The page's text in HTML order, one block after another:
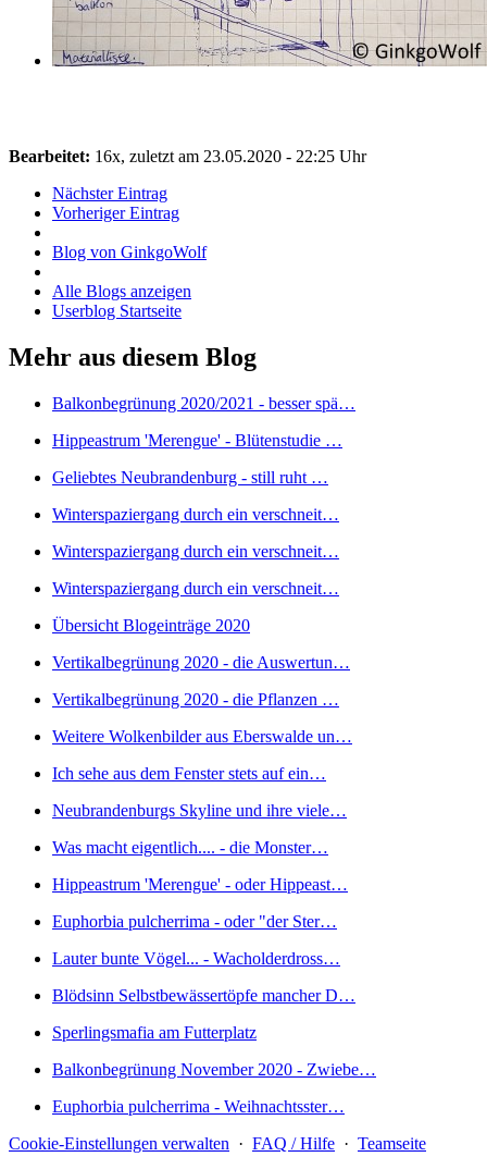
Bearbeitet: 16x, zuletzt am 23.05.2020 - 22:25 Uhr
Nächster Eintrag
Vorheriger Eintrag
Blog von GinkgoWolf
Alle Blogs anzeigen
Userblog Startseite
Mehr aus diesem Blog
Balkonbegrünung 2020/2021 - besser spä…
Hippeastrum 'Merengue' - Blütenstudie …
Geliebtes Neubrandenburg - still ruht …
Winterspaziergang durch ein verschneit…
Winterspaziergang durch ein verschneit…
Winterspaziergang durch ein verschneit…
Übersicht Blogeinträge 2020
Vertikalbegrünung 2020 - die Auswertun…
Vertikalbegrünung 2020 - die Pflanzen …
Weitere Wolkenbilder aus Eberswalde un…
Ich sehe aus dem Fenster stets auf ein…
Neubrandenburgs Skyline und ihre viele…
Was macht eigentlich.... - die Monster…
Hippeastrum 'Merengue' - oder Hippeast…
Euphorbia pulcherrima - oder "der Ster…
Lauter bunte Vögel... - Wacholderdross…
Blödsinn Selbstbewässertöpfe mancher D…
Sperlingsmafia am Futterplatz
Balkonbegrünung November 2020 - Zwiebe…
Euphorbia pulcherrima - Weihnachtsster…
Cookie-Einstellungen verwalten · FAQ / Hilfe · Teamseite